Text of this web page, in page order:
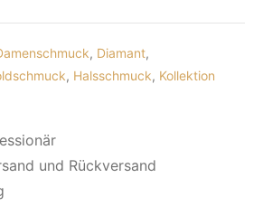
, Diamant,
, Halsschmuck, Kollektion
und Rückversand